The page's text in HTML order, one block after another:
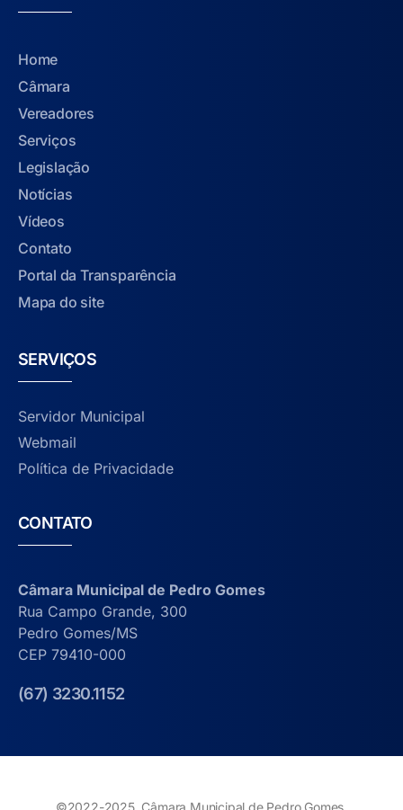
Home
Câmara
Vereadores
Serviços
Legislação
Notícias
Vídeos
Contato
Portal da Transparência
Mapa do site
SERVIÇOS
Servidor Municipal
Webmail
Política de Privacidade
CONTATO
Câmara Municipal de Pedro Gomes
Rua Campo Grande, 300
Pedro Gomes/MS
CEP 79410-000
(67) 3230.1152
©2022-2025, Câmara Municipal de Pedro Gomes.